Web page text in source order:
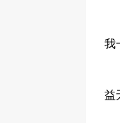
我
益